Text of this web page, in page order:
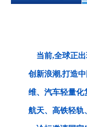
当前,全球正出
创新浪潮,打造
维、汽车轻量化
航天、高铁轻轨